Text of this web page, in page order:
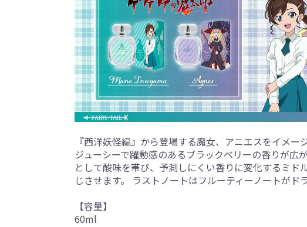
『西洋妖怪編』から登場する魔女、アニエスをイメー
ジューシーで躍動感のあるブラックベリーの香りが広
として酸味を帯び、予測しにくい香りに変化するミ
じさせます。 ラストノートはフルーティーノートがド
【容量】
60ml